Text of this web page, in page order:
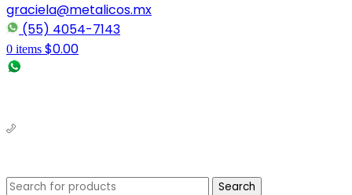
graciela@metalicos.mx
(55) 4054-7143
0 items $0.00
Search